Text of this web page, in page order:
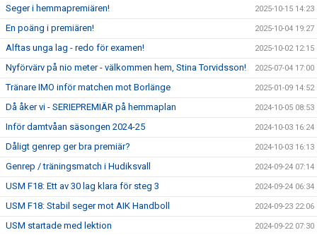
Seger i hemmapremiären! 2025-10-15 14:23
En poäng i premiären! 2025-10-04 19:27
Alftas unga lag - redo för examen! 2025-10-02 12:15
Nyförvärv på nio meter - välkommen hem, Stina Torvidsson! 2025-07-04 17:00
Tränare IMO inför matchen mot Borlänge 2025-01-09 14:52
Då åker vi - SERIEPREMIÄR på hemmaplan 2024-10-05 08:53
Inför damtvåan säsongen 2024-25 2024-10-03 16:24
Dåligt genrep ger bra premiär? 2024-10-03 16:13
Genrep / träningsmatch i Hudiksvall 2024-09-24 07:14
USM F18: Ett av 30 lag klara för steg 3 2024-09-24 06:34
USM F18: Stabil seger mot AIK Handboll 2024-09-23 22:06
USM startade med lektion 2024-09-22 07:30